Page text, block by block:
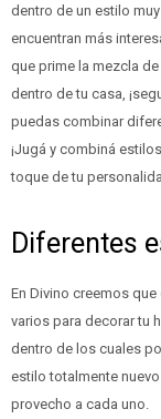
dentro de un estilo
encuentran más
que prime la mezcla
dentro de tu casa,
puedas combinar
¡Jugá y combiná
toque de tu
Diferentes
En Divino creemos
varios para decorar tu
dentro de los cuales
estilo totalmente
provecho a cada uno.